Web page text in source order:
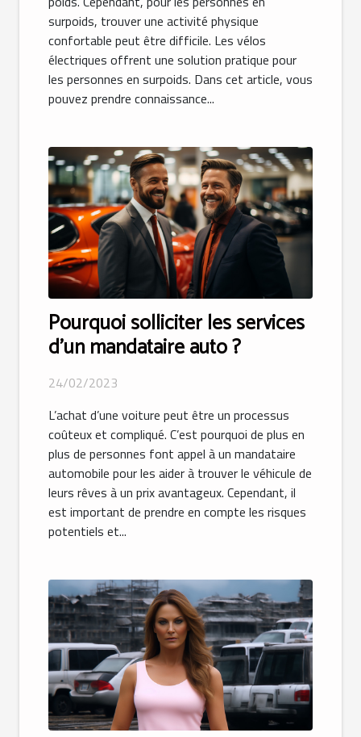
surpoids, trouver une activité physique
confortable peut être difficile. Les vélos
électriques offrent une solution pratique pour
les personnes en surpoids. Dans cet article, vous
pouvez prendre connaissance...
Pourquoi solliciter les services
d’un mandataire auto ?
24/02/2023
L’achat d’une voiture peut être un processus
coûteux et compliqué. C’est pourquoi de plus en
plus de personnes font appel à un mandataire
automobile pour les aider à trouver le véhicule de
leurs rêves à un prix avantageux. Cependant, il
est important de prendre en compte les risques
potentiels et...